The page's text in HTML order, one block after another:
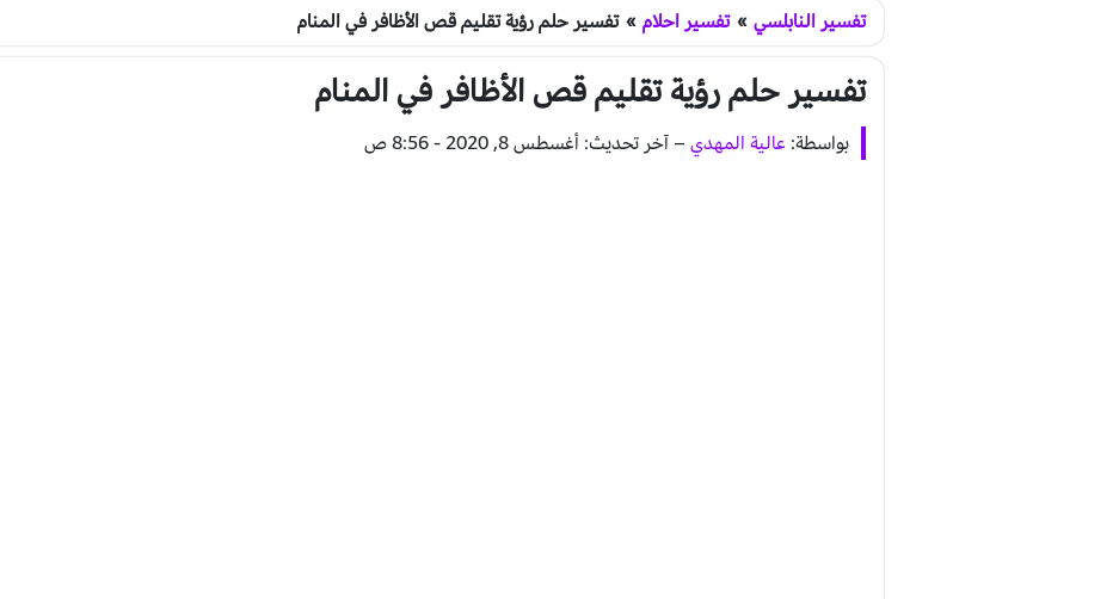
تفسير النابلسي » تفسير احلام » تفسير حلم رؤية تقليم قص الأظافر في المنام
تفسير حلم رؤية تقليم قص الأظافر في المنام
بواسطة: عالية المهدي – آخر تحديث: أغسطس 8, 2020 - 8:56 ص